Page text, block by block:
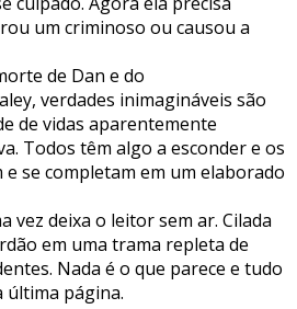
um criminoso ou causou a
de Dan e do
verdades inimagináveis são
de vidas aparentemente
Todos têm algo a esconder e os
se completam em um elaborado
vez deixa o leitor sem ar. Cilada
em uma trama repleta de
Nada é o que parece e tudo
última página.